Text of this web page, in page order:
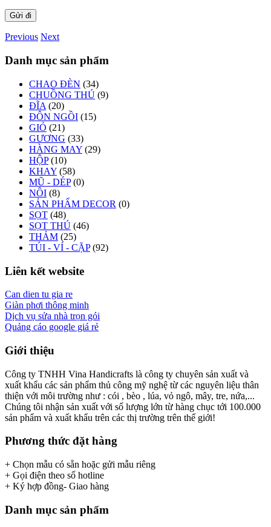
Previous Next
Danh mục sản phẩm
CHAO ĐÈN (34)
CHUỒNG THÚ (9)
ĐĨA (20)
ĐÔN NGỒI (15)
GIỎ (21)
GƯƠNG (33)
HÀNG MAY (29)
HỘP (10)
KHAY (58)
MŨ - DÉP (0)
NÔI (8)
SẢN PHẨM DECOR (0)
SỌT (48)
SỌT THÚ (46)
THẢM (25)
TÚI - VÍ - CẶP (92)
Liên kết website
Can dien tu gia re
Giàn phơi thông minh
Dịch vụ sửa nhà trọn gói
Quảng cáo google giá rẻ
Giới thiệu
Công ty TNHH Vina Handicrafts là công ty chuyên sản xuất và
xuất khẩu các sản phẩm thủ công mỹ nghệ từ các nguyên liệu thân
thiện với môi trường như : cói , bèo , lúa, vỏ ngô, mây, tre, nứa,...
Chúng tôi nhận sản xuất với số lượng lớn từ hàng chục tới 100.000
sản phẩm và xuất khẩu trên các thị trường trên thế giới!
Phương thức đặt hàng
+ Chọn mẫu có sẵn hoặc gửi mẫu riêng
+ Gọi điện theo số hotline
+ Ký hợp đồng- Giao hàng
Danh mục sản phẩm